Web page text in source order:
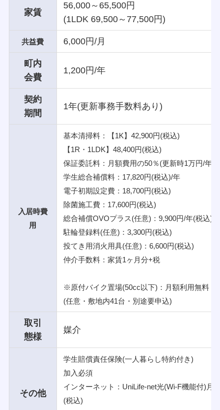
家賃
56,000～65,500円
(1LDK 69,500～77,500円)
共益費 6,000円/月
町内
会費
1,200円/年
契約
期間
1年(更新事務手数料あり)
入居時費
用
基本清掃料：【1K】42,900円(税込)
【1R・1LDK】48,400円(税込)
保証委託料：月額費用の50％(更新時1万円/年)
学生総合補償料：17,820円(税込)/年
電子初期設定費：18,700円(税込)
除菌施工費：17,600円(税込)
総合補償OVOプラス(任意)：9,900円/年(税込)
駐輪登録料(任意)：3,300円(税込)
投てき用消火用具(任意)：6,600円(税込)
仲介手数料：家賃1ヶ月分+税
※原付バイク置場(50cc以下)：月額利用無料
(任意・敷地内41台・別途要申込)
取引
態様
媒介
その他
学生賠償責任保険(一人暮らし特約付き)
加入必須
インターネット：UniLife-net光(Wi-F機能付) 月
(税込)